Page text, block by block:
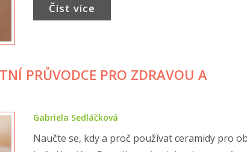
Číst více
PRŮVODCE PRO ZDRAVOU A
Gabriela Sedláčková
Naučte se, kdy a proč používat ceramidy pro